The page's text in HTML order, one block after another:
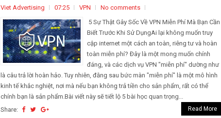
Viet Advertising 07:25 VPN
No comments
5 Sự Thật Gây Sốc Về VPN Miễn Phí Mà Bạn Cần
Biết Trước Khi Sử DụngAi lại không muốn truy
cập internet một cách an toàn, riêng tư và hoàn
toàn miễn phí? Đây là một mong muốn chính
đáng, và các dịch vụ VPN "miễn phí" dường như
là câu trả lời hoàn hảo. Tuy nhiên, đằng sau bức màn "miễn phí" là một mô hình
kinh tế khắc nghiệt, nơi mà nếu bạn không trả tiền cho sản phẩm, rất có thể
chính bạn là sản phẩm.Bài viết này sẽ tiết lộ 5 bài học quan trọng...
Share:
Read More